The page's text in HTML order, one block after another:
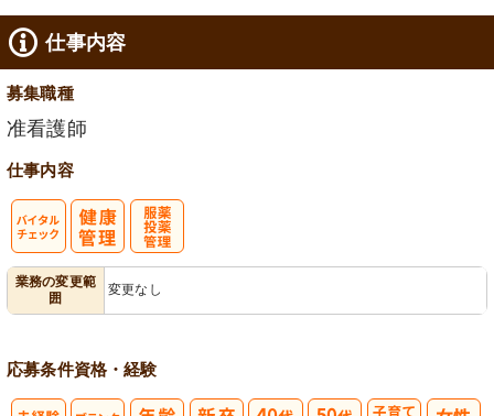
仕事内容
募集職種
准看護師
仕事内容
業務の変更範
囲
変更なし
応募条件資格・経験